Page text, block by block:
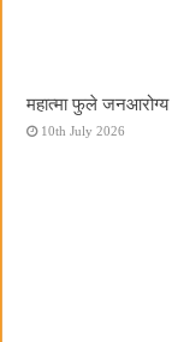
महात्मा फुले
10th July 2026